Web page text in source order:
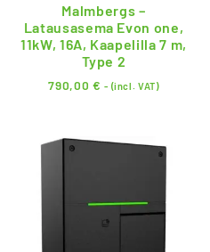
Malmbergs –
Latausasema Evon one,
11kW, 16A, Kaapelilla 7 m,
Type 2
790,00 € - (incl. VAT)